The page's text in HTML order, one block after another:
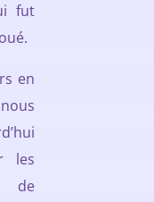
fut
en
les
de